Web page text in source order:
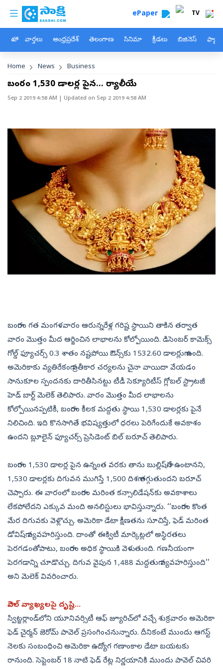
Skip to main content
custom menu ePaper TV
హోం వార్తలు ఆంధ్రప్రదేశ్ తెలంగాణ సినిమా క్రీడలు బిజినెస్
Breadcrumb
Home News Business
బంగారం 1,530 డాలర్ల పైన... ర్యాలీయే
Sep 2 2019 4:58 AM | Updated on Sep 2 2019 4:58 AM
బంగారం గత మంగళవారం ఆరున్నరేళ్ల గరిష్ట స్థాయిని తాకిన తర్వాత
వారం మొత్తం మీద ఆర్జించిన లాభాలను కోల్పోయింది. డిసెంబర్‌ కామెక్స్‌
గోల్డ్‌ ఫ్యూచర్స్‌ 0.3 శాతం నష్టపోయి ఔన్స్‌కు 1532.60 డాలర్లుగా ఉంది.
అమెరికాకు వ్యతిరేకంగా ప్రతీకార చర్యలను చైనా వాయిదా వేయడం
సానుకూల స్పందనకు దారితీసినట్టు టీడీ సెక్యూరిటీస్‌ గ్లోబల్‌ స్ట్రాటజీ
హెడ్‌ బార్ట్‌ మెలెక్‌ తెలిపారు. వారం మొత్తం మీద లాభాలను
కోల్పోయినప్పటికీ, బంగారం కీలక మద్దతు స్థాయి 1,530 డాలర్లకు పైనే
నిలిచింది. ఇది కొనసాగితే భవిష్యత్తులో ధరలు పెరిగేందుకే అవకాశం
ఉందని బ్లూలైన్‌ ఫ్యూచర్స్‌ ప్రెసిడెంట్‌ బిల్‌ బరూచ్‌ తెలిపారు.
బంగారం 1,530 డాలర్ల పైన ఉన్నంత వరకు తాను బుల్లిష్‌గానే ఉంటానని,
1,530 డాలర్లకు దిగువన ముగిస్తే 1,500 దిశగా తగ్గుతుందని బరూచ్‌
చెప్పారు. ఈ వారంలో బంగారం మరింత కన్సాలిడేషన్‌కు అవకాశాలు
లేకపోలేదని ఎక్కువ మంది అనలిస్టులు భావిస్తున్నారు. ‘‘బంగారం కొంత
మేర దిగువకు వెళ్లొచ్చు. అమెరికా డేటా క్షీణతను సూచిస్తే, ఫెడ్‌ మరింత
డోవిష్‌గా వ్యవహరిస్తుంది. దాంతో ఈక్విటీ మార్కెట్లలో అస్థిరతలు
పెరగడంతోపాటు, బంగారం అధిక స్థాయికి వెళుతుంది. గణనీయంగా
పెరగడాన్ని చూడొచ్చు. దిగువ వైపున 1,488 మద్దతుగా వ్యవహరిస్తుంది’’
అని మెలెక్‌ వివరించారు.
పావెల్‌ వ్యాఖ్యలపై దృష్టి...
స్విట్జర్లాండ్‌లోని యూనివర్సిటీ ఆఫ్‌ జ్యూరిచ్‌లో వచ్చే శుక్రవారం అమెరికా
ఫెడ్‌ చైర్మన్‌ జెరోమ్‌ పావెల్‌ ప్రసంగించనున్నారు. దీనికంటే ముందు ఆగస్ట్‌
నెలకు సంబంధించి అమెరికా ఉద్యోగ గణాంకాల డేటా బయటకు
రానుంది. సెప్టెంబర్‌ 18 నాటి ఫెడ్‌ రేట్ల నిర్ణయానికి ముందు పావెల్‌ చివరి